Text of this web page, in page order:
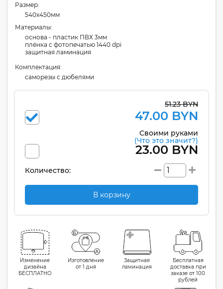
Размер:
540x450мм
Материалы:
основа - пластик ПВХ 3мм
плёнка с фотопечатью 1440 dpi
защитная ламинация
Комплектация:
cаморезы с дюбелями
51.23 BYN
47.00 BYN
Своими руками
(Что это значит?)
23.00 BYN
Количество:
В корзину
Изменение
дизайна
БЕСПЛАТНО
Изготовление
от 1 дня
Защитная
ламинация
Бесплатная
доставка при
заказе от 100
рублей